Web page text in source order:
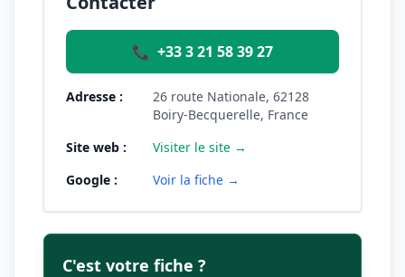
📞 +33 3 21 58 39 27
Adresse :
26 route Nationale, 62128
Boiry-Becquerelle, France
Site web :
Visiter le site →
Google :
Voir la fiche →
C'est votre fiche ?